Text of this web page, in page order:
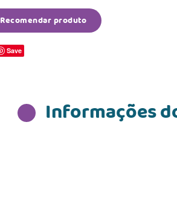
Recomendar produto
Save
Informações